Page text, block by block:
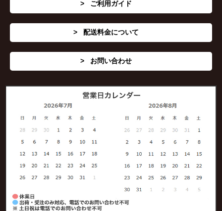
ご利用ガイド
配送料金について
お問い合わせ